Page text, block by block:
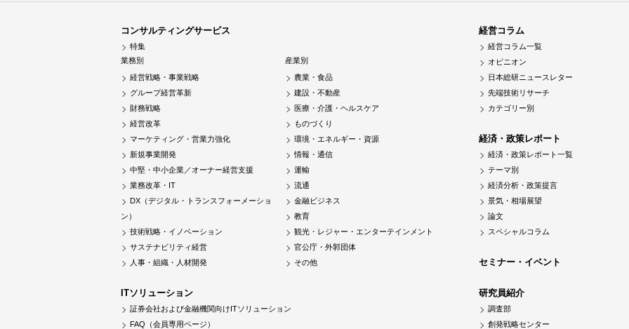
コンサルティングサービス
特集
業務別
経営戦略・事業戦略
グループ経営革新
財務戦略
経営改革
マーケティング・営業力強化
新規事業開発
中堅・中小企業／オーナー経営支援
業務改革・IT
DX（デジタル・トランスフォーメーショ
ン）
技術戦略・イノベーション
サステナビリティ経営
人事・組織・人材開発
産業別
農業・食品
建設・不動産
医療・介護・ヘルスケア
ものづくり
環境・エネルギー・資源
情報・通信
運輸
流通
金融ビジネス
教育
観光・レジャー・エンターテインメント
官公庁・外郭団体
その他
ITソリューション
証券会社および金融機関向けITソリューション
FAQ（会員専用ページ）
経営コラム
経営コラム一覧
オピニオン
日本総研ニュースレター
先端技術リサーチ
カテゴリー別
経済・政策レポート
経済・政策レポート一覧
テーマ別
経済分析・政策提言
景気・相場展望
論文
スペシャルコラム
セミナー・イベント
研究員紹介
調査部
創発戦略センター